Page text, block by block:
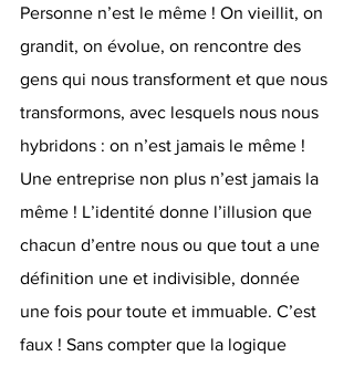
Personne n’est le même ! On vieillit, on
grandit, on évolue, on rencontre des
gens qui nous transforment et que nous
transformons, avec lesquels nous nous
hybridons : on n’est jamais le même !
Une entreprise non plus n’est jamais la
même ! L’identité donne l’illusion que
chacun d’entre nous ou que tout a une
définition une et indivisible, donnée
une fois pour toute et immuable. C’est
faux ! Sans compter que la logique